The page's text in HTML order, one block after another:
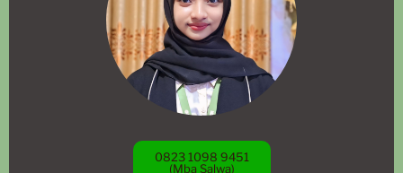
0823 1098 9451
(Mba Salwa)